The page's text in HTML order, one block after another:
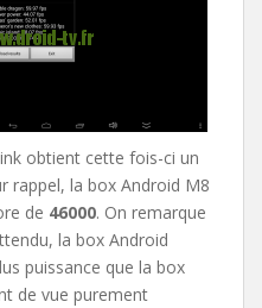
obtient cette fois-ci un
rappel, la box Android M8
de 46000. On remarque
la box Android
puissance que la box
de vue purement